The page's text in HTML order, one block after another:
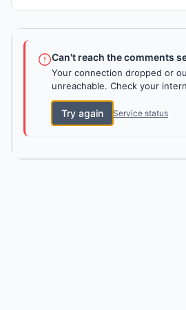
Can't reach the comments
Your connection dropped or
unreachable. Check your
Try again Service status